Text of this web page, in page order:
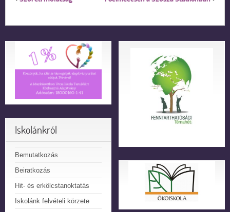
Iskolánkról
Bemutatkozás
Beiratkozás
Hit- és erkölcstanoktatás
Iskolánk felvételi körzete